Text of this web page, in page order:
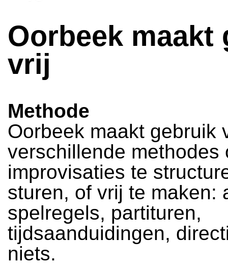
Oorbeek maakt
vrij
Methode
Oorbeek maakt gebruik
verschillende methodes
improvisaties te
sturen, of vrij te maken:
spelregels, partituren,
tijdsaanduidingen,
niets.